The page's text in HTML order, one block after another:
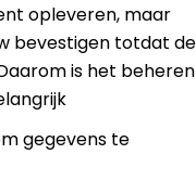
opleveren, maar
bevestigen totdat de
is het beheren
gegevens te